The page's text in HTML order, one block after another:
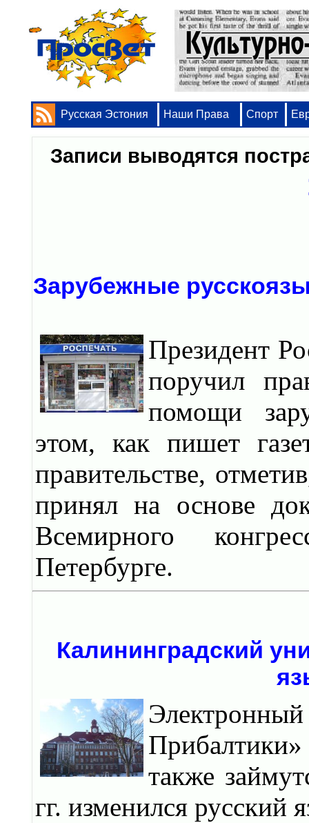
Русская Эстония Наши Права Спорт
Записи выводятся
Зарубежные
Президент
поручил
помощи
этом, как пишет
правительстве,
принял на основе
Всемирного
Петербурге.
Калининградский
также
гг. изменился русский